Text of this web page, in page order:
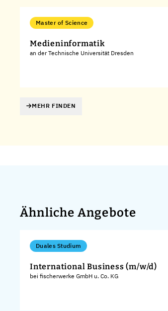
Master of Science
Medieninformatik
an der Technische Universität Dresden
MEHR FINDEN
Ähnliche Angebote
Duales Studium
International Business (m/w/d)
bei fischerwerke GmbH u. Co. KG